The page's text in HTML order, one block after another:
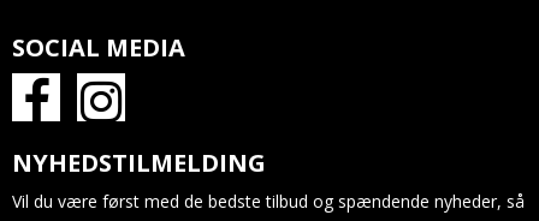
SOCIAL MEDIA
NYHEDSTILMELDING
Vil du være først med de bedste tilbud og spændende nyheder, så